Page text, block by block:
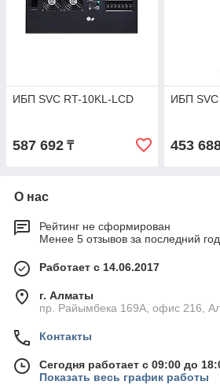
ИБП SVC RT-10KL-LCD
587 692 ₸
ИБП SVC
453
О нас
Рейтинг не сформирован
Менее 5 отзывов за последний год
Работает с 14.06.2017
г. Алматы
пр. Райымбека 169А, офис 216,
Контакты
Сегодня работает с 09:00 до
Показать весь график работы